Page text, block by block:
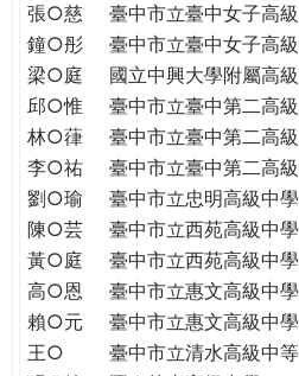
民。
e
張○慈
臺中市立臺中女子高
鐘○彤
臺中市立臺中女子高
梁○庭
國立中興大學附屬高
邱○惟
臺中市立臺中第二高
林○葎
臺中市立臺中第二高
李○祐
臺中市立臺中第二高
劉○瑜
臺中市立忠明高級中學
陳○芸
臺中市立西苑高級中學
黃○庭
臺中市立西苑高級中學
高○恩
臺中市立惠文高級中學
賴○元
臺中市立惠文高級中學
王○
臺中市立清水高級中